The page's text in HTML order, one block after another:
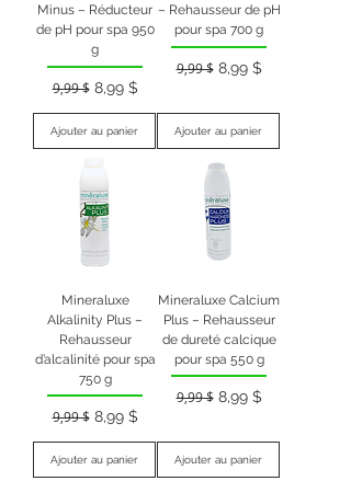
Minus – Réducteur
de pH pour spa 950
g
Prix original
9,99 $ Prix promotionnel
8,99 $
Ajouter au panier
– Rehausseur de pH
pour spa 700 g
Prix original
9,99 $ Prix promotionnel
8,99 $
Ajouter au panier
Mineraluxe
Alkalinity Plus –
Rehausseur
d’alcalinité pour spa
750 g
Prix original
9,99 $ Prix promotionnel
8,99 $
Ajouter au panier
Mineraluxe Calcium
Plus – Rehausseur
de dureté calcique
pour spa 550 g
Prix original
9,99 $ Prix promotionnel
8,99 $
Ajouter au panier